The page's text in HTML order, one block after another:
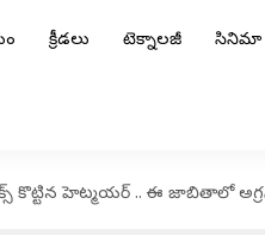
క్రీడలు టెక్నాలజీ సినిమా
కొట్టిన హెట్మయర్ .. ఈ జాబితాలో